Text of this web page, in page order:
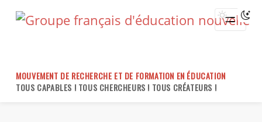
MOUVEMENT DE RECHERCHE ET DE FORMATION EN ÉDUCATION
TOUS CAPABLES ! TOUS CHERCHEURS ! TOUS CRÉATEURS !